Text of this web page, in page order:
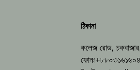
ঠিকানা
কলেজ রোড,